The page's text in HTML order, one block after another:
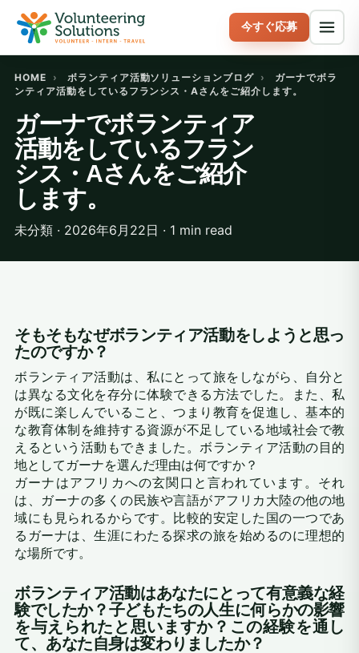
今すぐ応募
HOME › ボランティア活動ソリューションブログ ›
ガーナでボラ
ンティア活動をしているフランシス・Aさんをご紹介します。
ガーナでボランティア
活動をしているフラン
シス・Aさんをご紹介
します。
未分類 · 2026年6月22日 · 1 min read
そもそもなぜボランティア活動をしようと思っ
たのですか？
ボランティア活動は、私にとって旅をしながら、自分と
は異なる文化を存分に体験できる方法でした。また、私
が既に楽しんでいること、つまり教育を促進し、基本的
な教育体制を維持する資源が不足している地域社会で教
えるという活動もできました。ボランティア活動の目的
地としてガーナを選んだ理由は何ですか？
ガーナはアフリカへの玄関口と言われています。それ
は、ガーナの多くの民族や言語がアフリカ大陸の他の地
域にも見られるからです。比較的安定した国の一つであ
るガーナは、生涯にわたる探求の旅を始めるのに理想的
な場所です。
ボランティア活動はあなたにとって有意義な経
験でしたか？子どもたちの人生に何らかの影響
を与えられたと思いますか？この経験を通し
て、あなた自身は変わりましたか？